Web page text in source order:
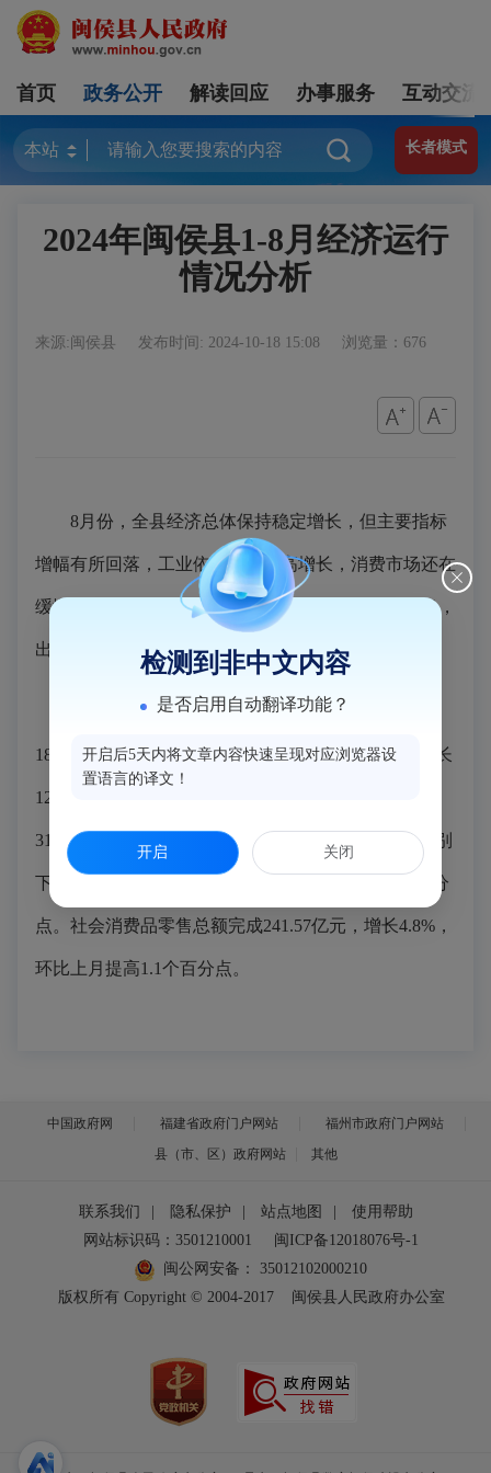
首页 政务公开 解读回应 办事服务 互动交流
长者模式
2024年闽侯县1-8月经济运行
情况分析
来源:闽侯县 发布时间: 2024-10-18 15:08 浏览量：676
8月份，全县经济总体保持稳定增长，但主要指标
增幅有所回落，工业依然保持较高增长，消费市场还在
缓慢恢复当中，本月财政两项收入指标增幅回落较多，
出现负增长。
规上工业产值增长17.2%，规上工业增加值增长
18.5%，环比上月回落0.2个百分点。固定资产投资增长
12.3%，环比上月回落1.7个百分点；工业固投增长
31.4%，环比上月提高1.4个百分点。财政两项收入分别
下降1.4%和3.6%，增幅环比上月回落了5.7和6.6个百分
点。社会消费品零售总额完成241.57亿元，增长4.8%，
环比上月提高1.1个百分点。
中国政府网 福建省政府门户网站
福州市政府门户网站
县（市、区）政府网站
其他
联系我们 隐私保护 站点地图
使用帮助
网站标识码：3501210001
闽ICP备12018076号-1
闽公网安备：
35012102000210
版权所有 Copyright © 2004-2017
闽侯县人民政府办公室
检测到非中文内容
是否启用自动翻译功能？
开启后5天内将文章内容快速呈现对应浏览器设
置语言的译文！
开启 关闭